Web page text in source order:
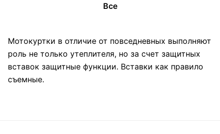
Все
Мотокуртки в отличие от повседневных выполняют
роль не только утеплителя, но за счет защитных
вставок защитные функции. Вставки как правило
съемные.